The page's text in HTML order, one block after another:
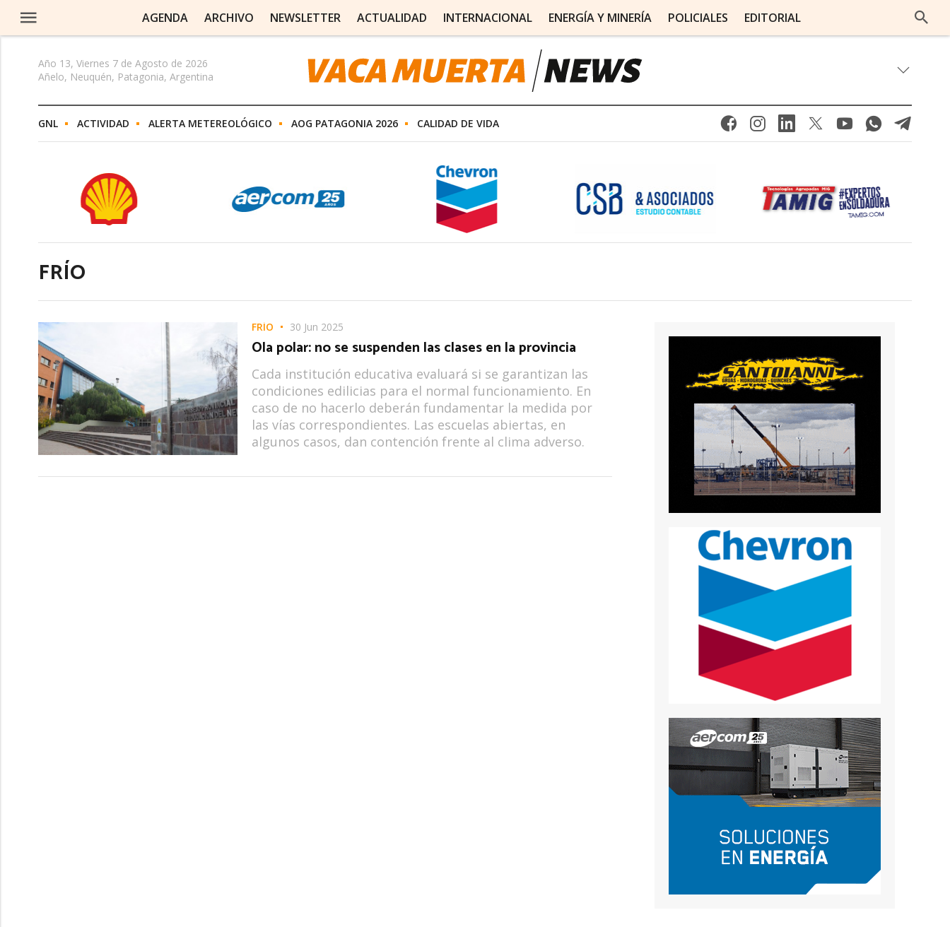
AGENDA ARCHIVO NEWSLETTER ACTUALIDAD INTERNACIONAL ENERGÍA Y MINERÍA POLICIALES EDITORIAL
Año 13, Viernes 7 de Agosto de 2026
Añelo, Neuquén, Patagonia, Argentina
GNL ACTIVIDAD ALERTA METEREOLÓGICO AOG PATAGONIA 2026 CALIDAD DE VIDA
FRÍO
FRÍO 30 Jun 2025
Ola polar: no se suspenden las clases en la provincia
Cada institución educativa evaluará si se garantizan las
condiciones edilicias para el normal funcionamiento. En
caso de no hacerlo deberán fundamentar la medida por
las vías correspondientes. Las escuelas abiertas, en
algunos casos, dan contención frente al clima adverso.